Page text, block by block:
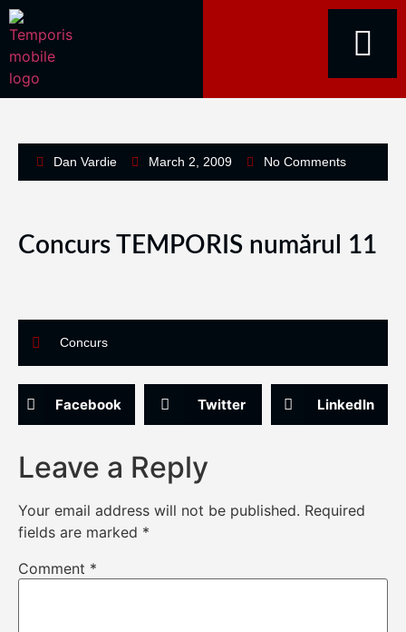
Dan Vardie March 2, 2009 No Comments
Concurs TEMPORIS numărul 11
Concurs
Facebook Twitter LinkedIn
Leave a Reply
Your email address will not be published. Required
fields are marked *
Comment *